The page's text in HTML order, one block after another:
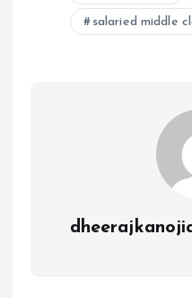
salaried middle